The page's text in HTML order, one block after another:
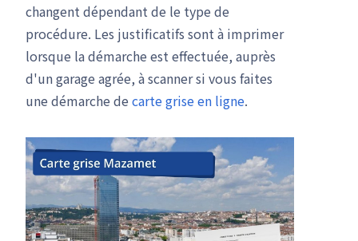
changent dépendant de le type de
procédure. Les justificatifs sont à imprimer
lorsque la démarche est effectuée, auprès
d'un garage agrée, à scanner si vous faites
une démarche de carte grise en ligne.